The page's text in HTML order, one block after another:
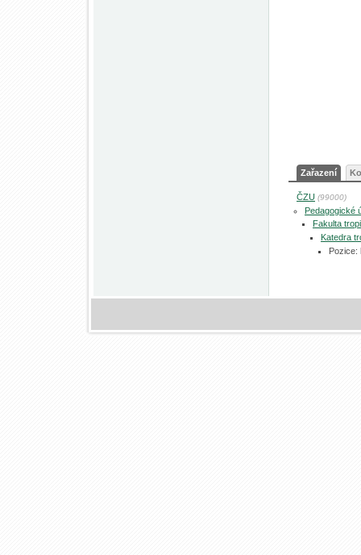
Zařazení
ČZU (99000)
Pedagogické
Fakulta
Katedra
Pozice: